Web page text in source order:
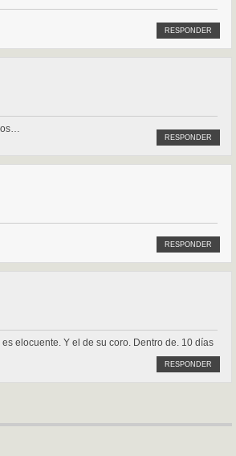
RESPONDER
RESPONDER
RESPONDER
elocuente. Y el de su coro. Dentro de. 10 días
RESPONDER